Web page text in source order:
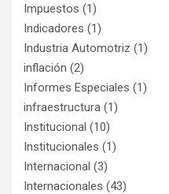
Impuestos (1)
Indicadores (1)
Industria Automotriz (1)
inflación (2)
Informes Especiales (1)
infraestructura (1)
Institucional (10)
Institucionales (1)
Internacional (3)
Internacionales (43)